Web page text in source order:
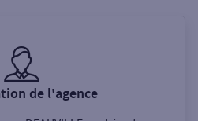
de l'agence